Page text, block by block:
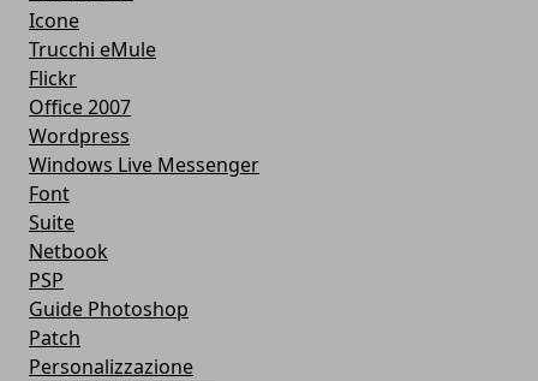
Icone
Trucchi eMule
Flickr
Office 2007
Wordpress
Windows Live Messenger
Font
Suite
Netbook
PSP
Guide Photoshop
Patch
Personalizzazione